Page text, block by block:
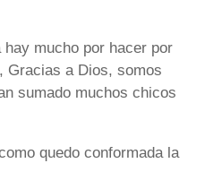
hay mucho por hacer por
Gracias a Dios, somos
sumado muchos chicos
quedo conformada la